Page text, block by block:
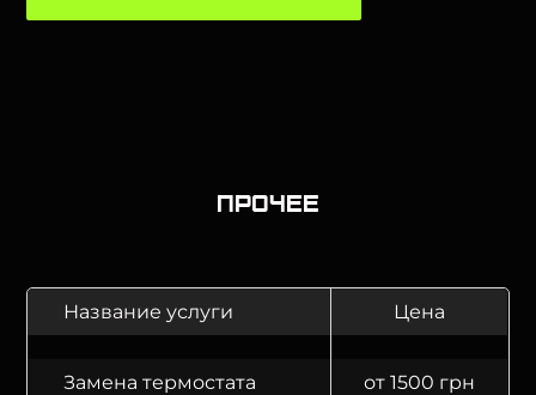
Прочее
Название услуги Цена
Замена термостата от 1500 грн